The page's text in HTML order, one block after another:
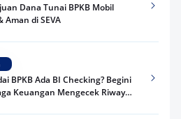
Dana Tunai BPKB Mobil
Aman di SEVA
BPKB Ada BI Checking? Begini
Keuangan Mengecek Riwayat